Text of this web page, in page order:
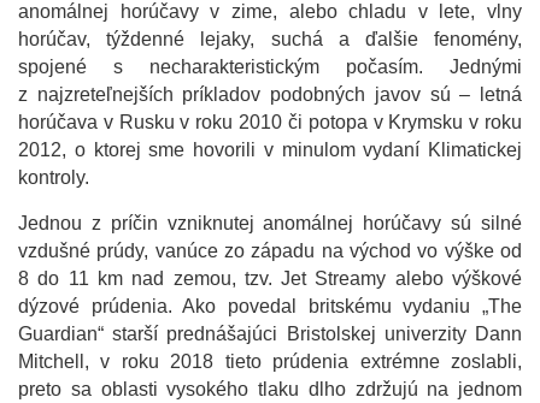
anomálnej horúčavy v zime, alebo chladu v lete, vlny
horúčav, týždenné lejaky, suchá a ďalšie fenomény,
spojené s necharakteristickým počasím. Jednými
z najzreteľnejších príkladov podobných javov sú – letná
horúčava v Rusku v roku 2010 či potopa v Krymsku v roku
2012, o ktorej sme hovorili v minulom vydaní Klimatickej
kontroly.
Jednou z príčin vzniknutej anomálnej horúčavy sú silné
vzdušné prúdy, vanúce zo západu na východ vo výške od
8 do 11 km nad zemou, tzv. Jet Streamy alebo výškové
dýzové prúdenia. Ako povedal britskému vydaniu „The
Guardian“ starší prednášajúci Bristolskej univerzity Dann
Mitchell, v roku 2018 tieto prúdenia extrémne zoslabli,
preto sa oblasti vysokého tlaku dlho zdržujú na jednom